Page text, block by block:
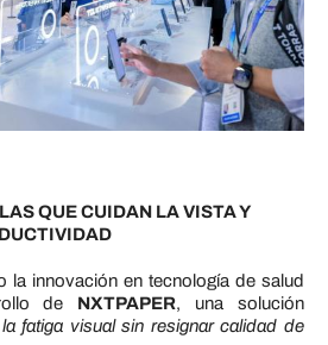
QUE CUIDAN LA VISTA Y
la innovación en tecnología de salud
de NXTPAPER, una solución
fatiga visual sin resignar calidad de